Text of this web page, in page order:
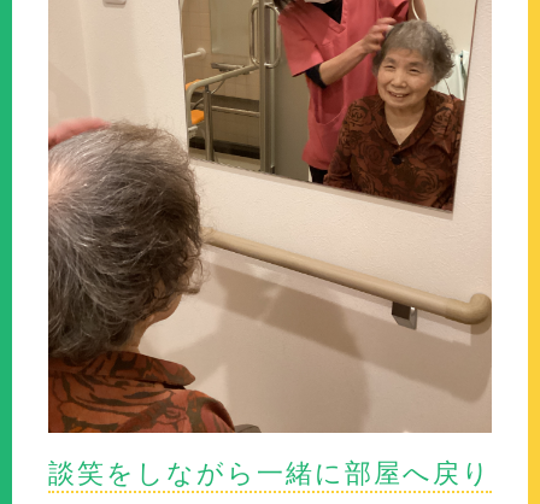
談笑をしながら一緒に部屋へ戻り